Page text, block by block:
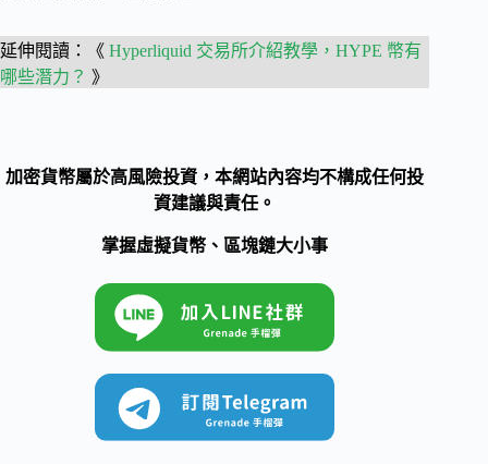
延伸閱讀：《 Hyperliquid 交易所介紹教學，HYPE 幣有
哪些潛力？ 》
加密貨幣屬於高風險投資，本網站內容均不構成任何投
資建議與責任。
掌握虛擬貨幣、區塊鏈大小事